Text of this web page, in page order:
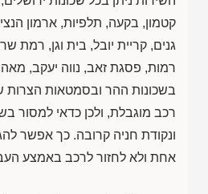
קטמון, בקעה, תלפיות, ארמון
גנים, קריית יובל, בית וגן, רמת
רמות, פסגת זאב, נווה יעקב,
בשכונות ההר ובסמטאות הצרות
רכב מוגבלת, ולכן כדאי למסור
ונקודת חניה קרובה. כך אפשר
אחת ולא לחזור לרכב באמצע